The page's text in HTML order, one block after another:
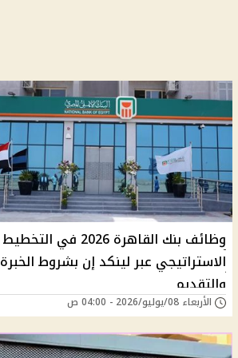
وظائف بنك القاهرة 2026 في التخطيط
الاستراتيجي عبر لينكد إن بشروط الخبرة
والتقديم
الأربعاء 08/يوليو/2026 - 04:00 ص